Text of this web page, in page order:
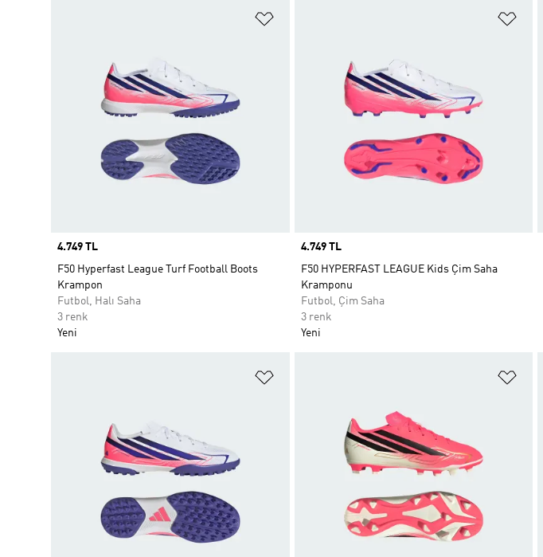
Price
4.749 TL
F50 Hyperfast League Turf Football Boots
Krampon
Futbol, Halı Saha
3 renk
Yeni
Price
4.749 TL
F50 HYPERFAST LEAGUE Kids Çim Saha
Kramponu
Futbol, Çim Saha
3 renk
Yeni